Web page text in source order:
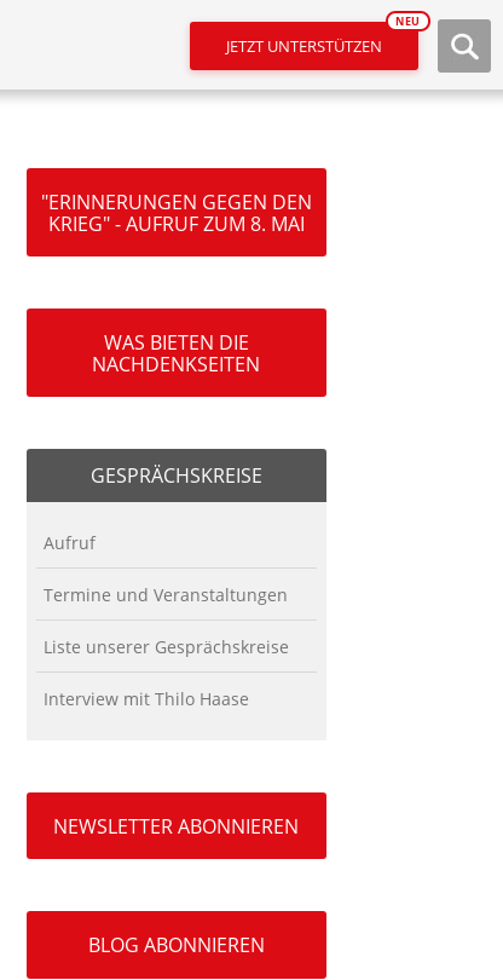
JETZT UNTERSTÜTZEN
NEU
"ERINNERUNGEN GEGEN DEN
KRIEG" - AUFRUF ZUM 8. MAI
WAS BIETEN DIE
NACHDENKSEITEN
GESPRÄCHSKREISE
Aufruf
Termine und Veranstaltungen
Liste unserer Gesprächskreise
Interview mit Thilo Haase
NEWSLETTER ABONNIEREN
BLOG ABONNIEREN